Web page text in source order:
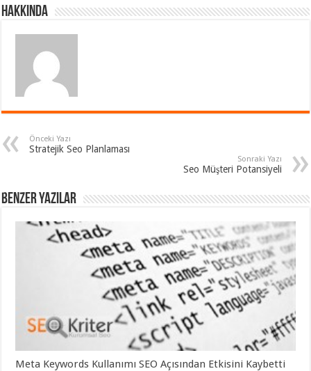
Hakkında
Önceki Yazı
Stratejik Seo Planlaması
Sonraki Yazı
Seo Müşteri Potansiyeli
Benzer Yazılar
Meta Keywords Kullanımı SEO Açısından Etkisini Kaybetti